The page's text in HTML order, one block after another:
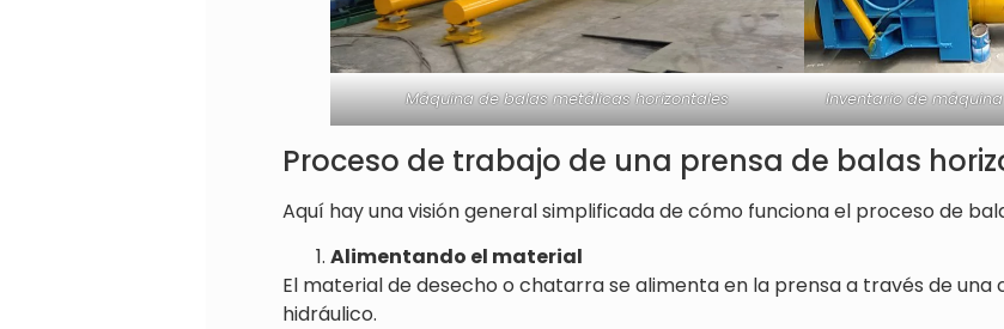
Máquina de balas metálicas horizontales Inventario de
Proceso de trabajo de una prensa de balas
Aquí hay una visión general simplificada de cómo funciona el proceso de
Alimentando el material
El material de desecho o chatarra se alimenta en la prensa a través de
hidráulico.